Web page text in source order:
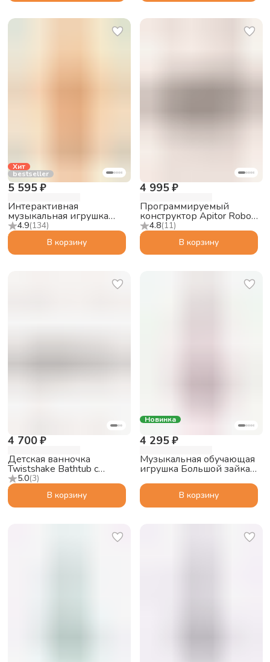
Хит
bestseller
4.9(134)
5 595 ₽
Интерактивная
музыкальная игрушка
Abumba Малыш Лисёнок
F1, оранжевый
В корзину
4.8(11)
4 995 ₽
Программируемый
конструктор Apitor Robot
S 10в1
В корзину
5.0(3)
4 700 ₽
Детская ванночка
Twistshake Bathtub с
подушкой, пастельный
серый
В корзину
Новинка
4 295 ₽
Музыкальная обучающая
игрушка Большой зайка
Bluetooth колонки,
розовыйВ корзину